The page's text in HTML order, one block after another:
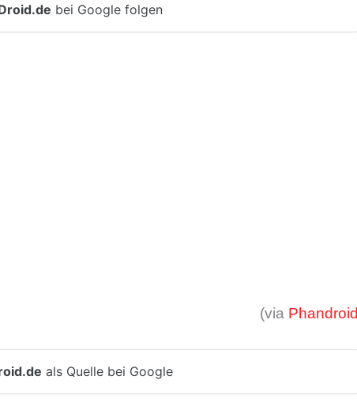
bei Google folgen
(via Phandroid
als Quelle bei Google